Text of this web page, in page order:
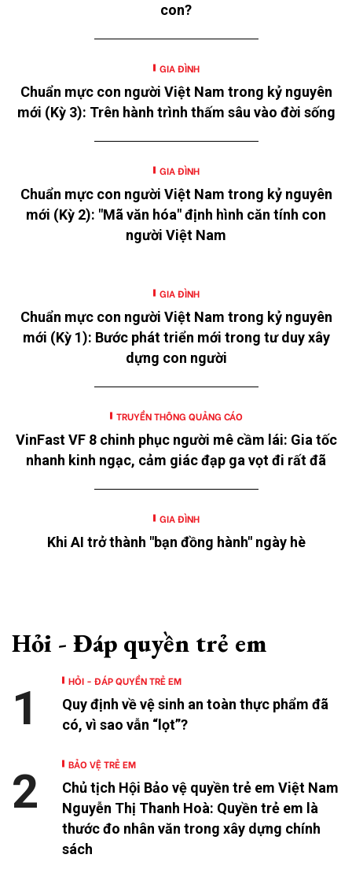
con?
GIA ĐÌNH
Chuẩn mực con người Việt Nam trong kỷ nguyên
mới (Kỳ 3): Trên hành trình thấm sâu vào đời sống
GIA ĐÌNH
Chuẩn mực con người Việt Nam trong kỷ nguyên
mới (Kỳ 2): "Mã văn hóa" định hình căn tính con
người Việt Nam
GIA ĐÌNH
Chuẩn mực con người Việt Nam trong kỷ nguyên
mới (Kỳ 1): Bước phát triển mới trong tư duy xây
dựng con người
TRUYỀN THÔNG QUẢNG CÁO
VinFast VF 8 chinh phục người mê cầm lái: Gia tốc
nhanh kinh ngạc, cảm giác đạp ga vọt đi rất đã
GIA ĐÌNH
Khi AI trở thành "bạn đồng hành" ngày hè
Hỏi - Đáp quyền trẻ em
HỎI - ĐÁP QUYỀN TRẺ EM
Quy định về vệ sinh an toàn thực phẩm đã
có, vì sao vẫn “lọt”?
1
BẢO VỆ TRẺ EM
Chủ tịch Hội Bảo vệ quyền trẻ em Việt Nam
Nguyễn Thị Thanh Hoà: Quyền trẻ em là
thước đo nhân văn trong xây dựng chính
sách
2